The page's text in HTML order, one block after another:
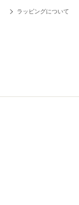
ラッピングについて